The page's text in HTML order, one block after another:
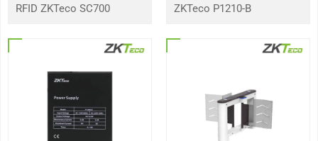
Kênh phát lại
Thời gian / ngày, MD và chính xác tìm
Chức năng phát lại
Phát, Tạm dừng, Dừng, Tua lại, Phát
nhanh, Phát chậm, Camera tiếp theo,
Camera trước, Toàn màn hình, Shuffle, Lựa
chọn sao lưu, Zoom kỹ thuật số
RFID ZKTeco SC700
ZKTeco P1210-B